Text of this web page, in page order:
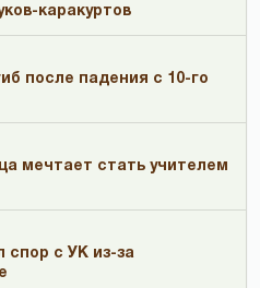
каракуртов
после падения с 10-го
мечтает стать учителем
спор с УК из-за